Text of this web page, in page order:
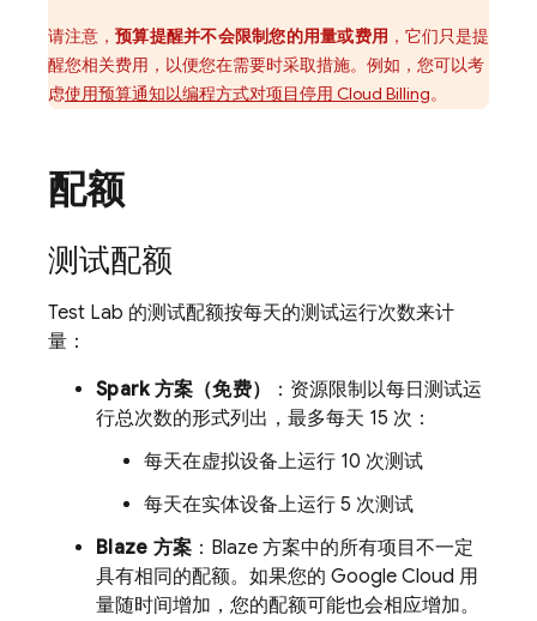
请注意， 预算提醒并不会限制您的用量或费用 ，它们只是提
醒您相关费用，以便您在需要时采取措施。 例如，您可以考
虑使用预算通知以编程方式对项目停用 Cloud Billing。
配额
测试配额
Test Lab 的测试配额按每天的测试运行次数来计
量：
Spark 方案（免费）
：资源限制以每日测试运
行总次数的形式列出，最多每天 15 次：
每天在虚拟设备上运行 10 次测试
每天在实体设备上运行 5 次测试
Blaze 方案 ：Blaze 方案中的所有项目不一定
具有相同的配额。如果您的 Google Cloud 用
量随时间增加，您的配额可能也会相应增加。